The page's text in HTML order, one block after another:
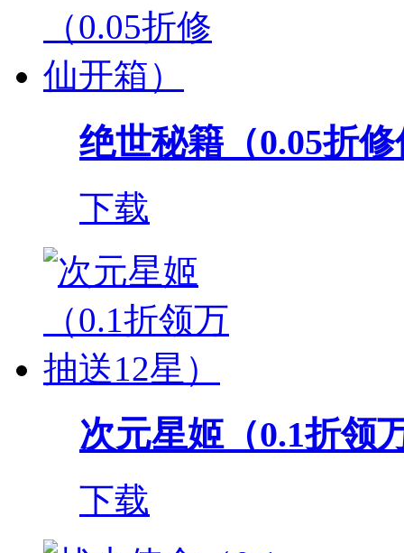
绝世秘籍（0.05折
下载
次元星姬（0.1折领
下载